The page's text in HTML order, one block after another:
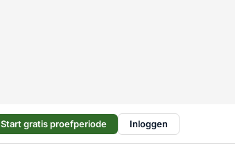
Start gratis proefperiode Inloggen